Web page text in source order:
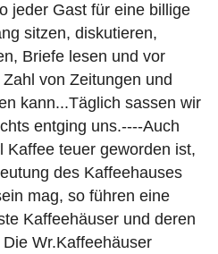
jeder Gast für eine billige
sitzen, diskutieren,
Briefe lesen und vor
von Zeitungen und
kann...Täglich sassen wir
entging uns.----Auch
Kaffee teuer geworden ist,
des Kaffeehauses
mag, so führen eine
Kaffeehäuser und deren
Wr.Kaffeehäuser